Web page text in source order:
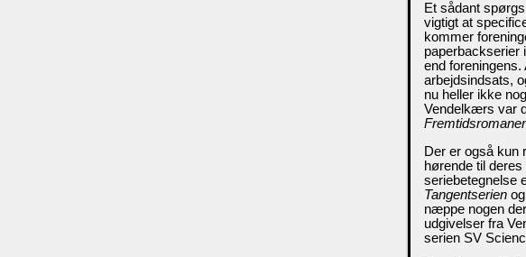
Et sådant
vigtigt at
kommer
paperbackserier
end
arbejdsindsats,
nu heller ikke
Vendelkærs var
Der er også kun
hørende til
seriebetegnelse
Tangentserien og
næppe nogen
udgivelser fra
serien SV